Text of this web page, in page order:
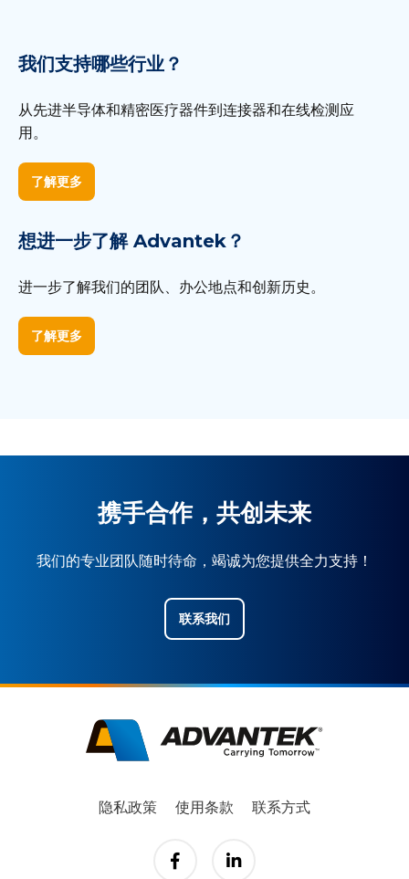
我们支持哪些行业？
从先进半导体和精密医疗器件到连接器和在线检测应
用。
了解更多
想进一步了解 Advantek？
进一步了解我们的团队、办公地点和创新历史。
了解更多
携手合作，共创未来
我们的专业团队随时待命，竭诚为您提供全力支持！
联系我们
隐私政策 使用条款 联系方式